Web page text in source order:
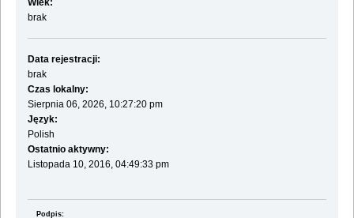
Wiek:
brak
Data rejestracji:
brak
Czas lokalny:
Sierpnia 06, 2026, 10:27:20 pm
Język:
Polish
Ostatnio aktywny:
Listopada 10, 2016, 04:49:33 pm
Podpis: